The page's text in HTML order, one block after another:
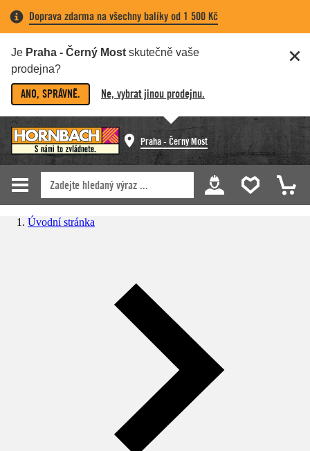
Doprava zdarma na všechny balíky od 1 500 Kč
Je Praha - Černý Most skutečně vaše
prodejna?
ANO, SPRÁVNĚ. Ne, vybrat jinou prodejnu.
Praha - Černý Most
Úvodní stránka